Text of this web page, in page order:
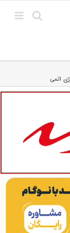
اتمی